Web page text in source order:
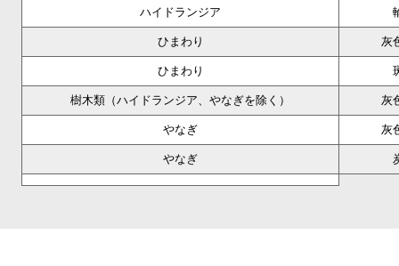
ハイドランジア
ひまわり 灰
ひまわり
樹木類（ハイドランジア、やなぎを除く） 灰
やなぎ 灰
やなぎ